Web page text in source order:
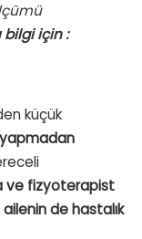
bilgi için :
küçük
ve fizyoterapist
de hastalık